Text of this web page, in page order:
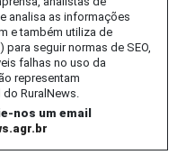
analisa as informações
e também utiliza de
seguir normas de SEO,
falhas no uso da
representam
RuralNews.
nos um email